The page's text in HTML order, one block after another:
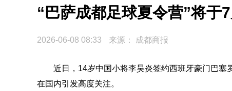
本地
热点专题
“巴萨成都足球夏令营”将于
2026-06-08 08:33 来源： 成都商报
近日，14岁中国小将李昊炎签约西班牙豪门巴塞
在国内引发高度关注。